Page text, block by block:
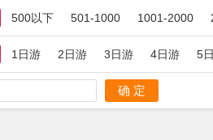
500以下 501-1000 1001-2000
1日游 2日游 3日游 4日游 5
确 定